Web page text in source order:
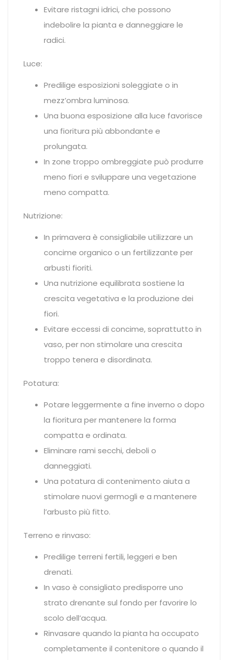
Evitare ristagni idrici, che possono
indebolire la pianta e danneggiare le
radici.
Luce:
Predilige esposizioni soleggiate o in
mezz’ombra luminosa.
Una buona esposizione alla luce favorisce
una fioritura più abbondante e
prolungata.
In zone troppo ombreggiate può produrre
meno fiori e sviluppare una vegetazione
meno compatta.
Nutrizione:
In primavera è consigliabile utilizzare un
concime organico o un fertilizzante per
arbusti fioriti.
Una nutrizione equilibrata sostiene la
crescita vegetativa e la produzione dei
fiori.
Evitare eccessi di concime, soprattutto in
vaso, per non stimolare una crescita
troppo tenera e disordinata.
Potatura:
Potare leggermente a fine inverno o dopo
la fioritura per mantenere la forma
compatta e ordinata.
Eliminare rami secchi, deboli o
danneggiati.
Una potatura di contenimento aiuta a
stimolare nuovi germogli e a mantenere
l’arbusto più fitto.
Terreno e rinvaso:
Predilige terreni fertili, leggeri e ben
drenati.
In vaso è consigliato predisporre uno
strato drenante sul fondo per favorire lo
scolo dell’acqua.
Rinvasare quando la pianta ha occupato
completamente il contenitore o quando il